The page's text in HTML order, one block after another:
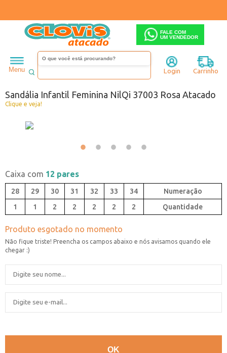
FALE COM
UM VENDEDOR
Menu Login Carrinho
Infantil Menina Sandália
Sandália Infantil Feminina NilQi 37003 Rosa Atacado
Clique e veja!
Caixa com 12 pares
28 29 30 31 32 33
34
1
1 2 2 2 2 2 Quantidade